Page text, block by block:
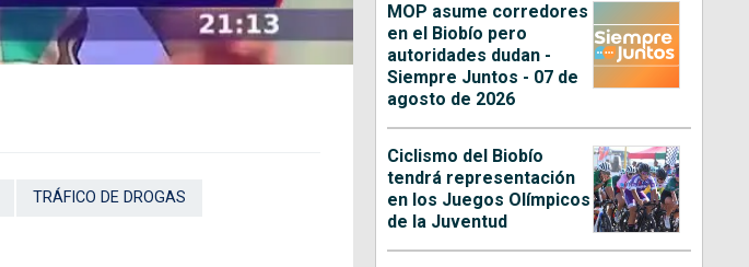
TRÁFICO DE DROGAS
MOP asume corredores
en el Biobío pero
autoridades dudan -
Siempre Juntos - 07 de
agosto de 2026
Ciclismo del Biobío
tendrá representación
en los Juegos Olímpicos
de la Juventud